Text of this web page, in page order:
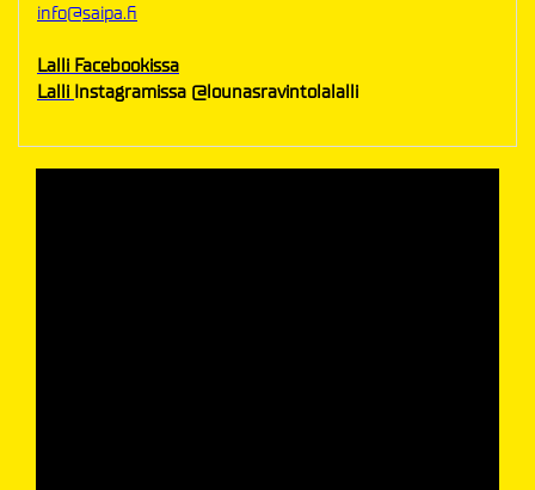
info@saipa.fi
Lalli Facebookissa
Lalli Instagramissa @lounasravintolalalli